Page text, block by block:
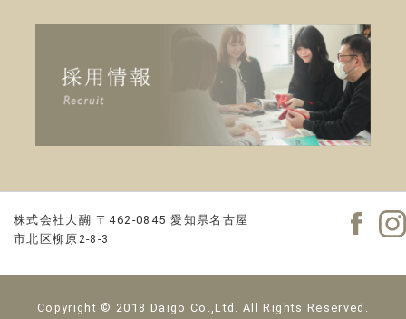
株式会社大醐 〒462-0845 愛知県名古屋
市北区柳原2-8-3
Copyright © 2018 Daigo Co.,Ltd. All Rights Reserved.